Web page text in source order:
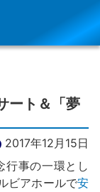
ート＆「夢
2017年12月15日
行事の一環とし
ビアホールで安